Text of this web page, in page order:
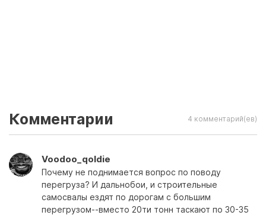
Комментарии 4 комментарий(ев)
Voodoo_qoldie
Почему не поднимается вопрос по поводу
перегруза? И дальнобои, и строительные
самосвалы ездят по дорогам с большим
перегрузом--вместо 20ти тонн таскают по 30-35